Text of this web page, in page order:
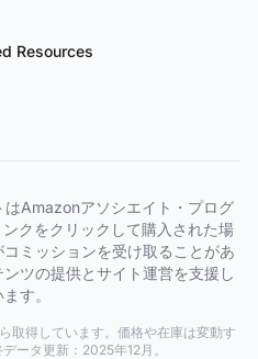
Resources
Amazonアソシエイト・プログ
クをクリックして購入された場
ミッションを受け取ることがあ
ツの提供とサイト運営を支援し
す。
取得しています。価格や在庫は変動す
ータ更新：2025年12月。